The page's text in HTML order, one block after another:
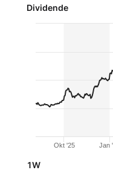
Dividende
Okt '25 Jan
1W